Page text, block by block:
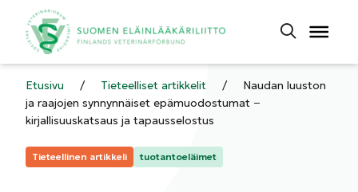
Etusivu / Tieteelliset artikkelit /
Naudan luuston
ja raajojen synnynnäiset epämuodostumat −
kirjallisuuskatsaus ja tapausselostus
Kategoriat:
Tieteellinen artikkeli tuotantoeläimet